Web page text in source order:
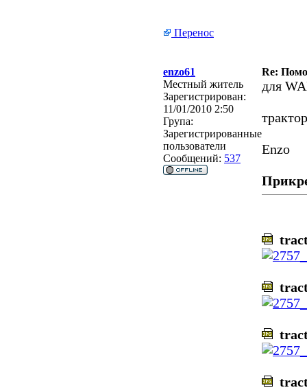
Перенос
enzo61
Re:
Местный житель
Зарегистрирован:
11/01/2010 2:50
Група:
Зарегистрированные
пользователи
Сообщений: 537
для
Enzo